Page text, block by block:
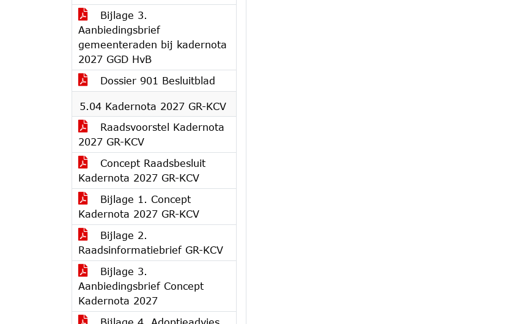
Bijlage 3.
Aanbiedingsbrief
gemeenteraden bij kadernota
2027 GGD HvB
Dossier 901 Besluitblad
5.04 Kadernota 2027 GR-KCV
Raadsvoorstel Kadernota
2027 GR-KCV
Concept Raadsbesluit
Kadernota 2027 GR-KCV
Bijlage 1. Concept
Kadernota 2027 GR-KCV
Bijlage 2.
Raadsinformatiebrief GR-KCV
Bijlage 3.
Aanbiedingsbrief Concept
Kadernota 2027